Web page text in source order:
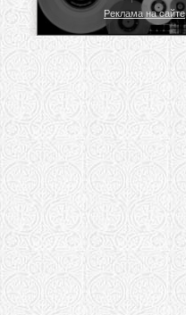
Реклама на сайте